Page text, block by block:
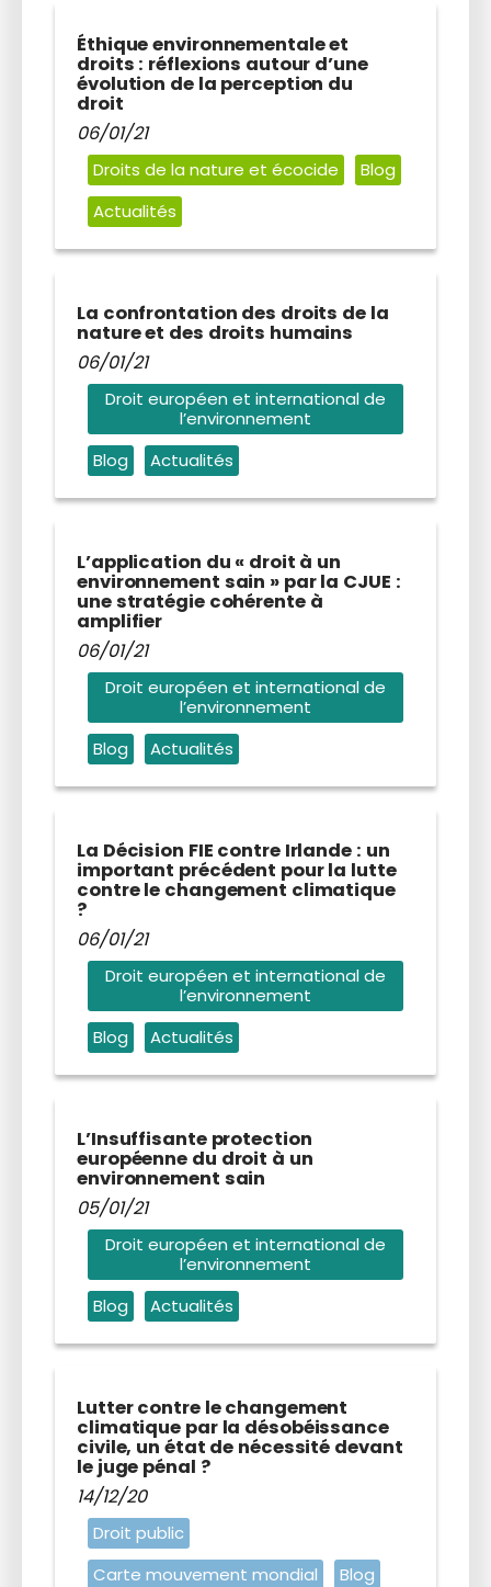
Éthique environnementale et
droits : réflexions autour d’une
évolution de la perception du
droit
06/01/21
Droits de la nature et écocide
Blog
Actualités
La confrontation des droits de la
nature et des droits humains
06/01/21
Droit européen et international de
l’environnement
Blog
Actualités
L’application du « droit à un
environnement sain » par la CJUE :
une stratégie cohérente à
amplifier
06/01/21
Droit européen et international de
l’environnement
Blog
Actualités
La Décision FIE contre Irlande : un
important précédent pour la lutte
contre le changement climatique
?
06/01/21
Droit européen et international de
l’environnement
Blog
Actualités
L’Insuffisante protection
européenne du droit à un
environnement sain
05/01/21
Droit européen et international de
l’environnement
Blog
Actualités
Lutter contre le changement
climatique par la désobéissance
civile, un état de nécessité devant
le juge pénal ?
14/12/20
Droit public
Carte mouvement mondial
Blog